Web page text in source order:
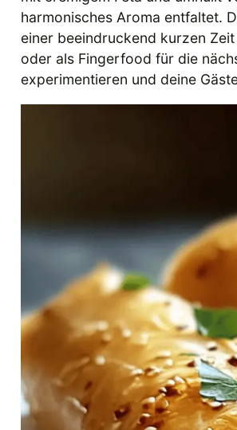
harmonisches Aroma entfaltet.
einer beeindruckend kurzen
oder als Fingerfood für die
experimentieren und deine